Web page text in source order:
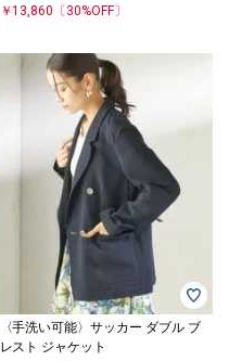
￥13,860 〔30%OFF〕
〈手洗い可能〉サッカー ダブル ブ
レスト ジャケット